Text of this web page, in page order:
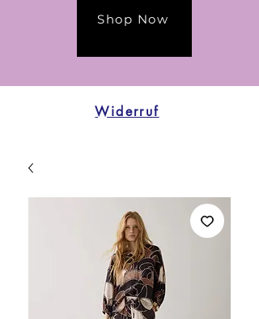
Shop Now
Widerruf